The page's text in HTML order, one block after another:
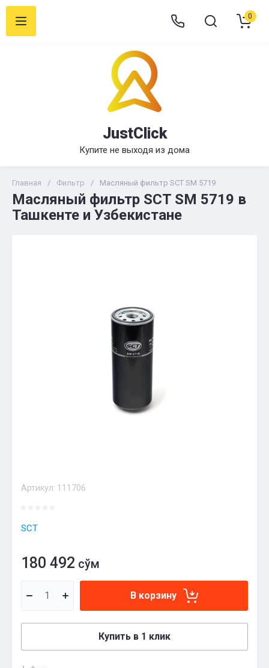
JustClick
Купите не выходя из дома
0
Главная / Фильтр / Масляный фильтр SCT SM 5719
Масляный фильтр SCT SM 5719 в
Ташкенте и Узбекистане
Артикул: 111706
SCT
180 492 сўм
В корзину
Купить в 1 клик